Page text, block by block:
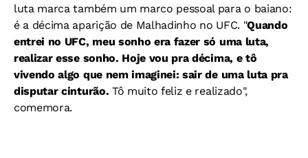
luta marca também um marco pessoal para o baiano:
é a décima aparição de Malhadinho no UFC. "Quando
entrei no UFC, meu sonho era fazer só uma luta,
realizar esse sonho. Hoje vou pra décima, e tô
vivendo algo que nem imaginei: sair de uma luta pra
disputar cinturão. Tô muito feliz e realizado",
comemora.